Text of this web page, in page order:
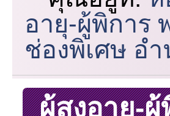
อายุ-ผู้พิการ
ช่องพิเศษ อ
ผู้สูงอายุ-